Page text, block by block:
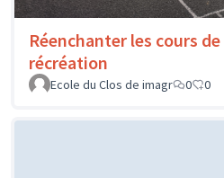
Réenchanter les cours de
récréation
Ecole du Clos de imagr
0 0